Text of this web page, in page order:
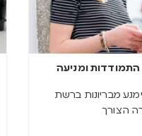
התמודדות ומניעה
מבריונות ברשת
הצורך